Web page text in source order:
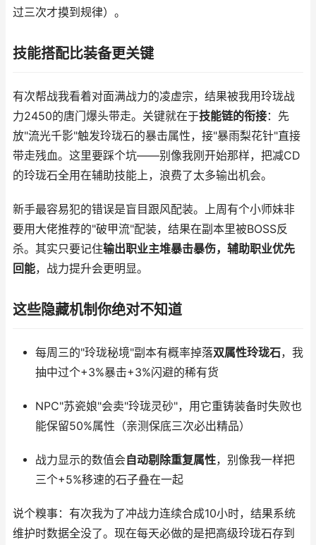
过三次才摸到规律）。
技能搭配比装备更关键
有次帮战我看着对面满战力的凌虚宗，结果被我用玲珑战
力2450的唐门爆头带走。关键就在于技能链的衔接：先
放"流光千影"触发玲珑石的暴击属性，接"暴雨梨花针"直接
带走残血。这里要踩个坑——别像我刚开始那样，把减CD
的玲珑石全用在辅助技能上，浪费了太多输出机会。
新手最容易犯的错误是盲目跟风配装。上周有个小师妹非
要用大佬推荐的"破甲流"配装，结果在副本里被BOSS反
杀。其实只要记住输出职业主堆暴击暴伤，辅助职业优先
回能，战力提升会更明显。
这些隐藏机制你绝对不知道
每周三的"玲珑秘境"副本有概率掉落双属性玲珑石，我
抽中过个+3%暴击+3%闪避的稀有货
NPC"苏瓷娘"会卖"玲珑灵砂"，用它重铸装备时失败也
能保留50%属性（亲测保底三次必出精品）
战力显示的数值会自动剔除重复属性，别像我一样把
三个+5%移速的石子叠在一起
说个糗事：有次我为了冲战力连续合成10小时，结果系统
维护时数据全没了。现在每天必做的是把高级玲珑石存到